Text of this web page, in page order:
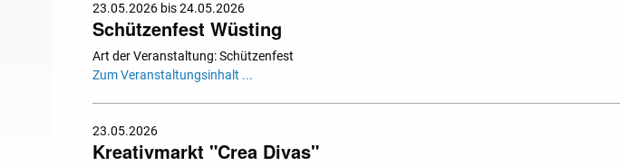
23.05.2026 bis 24.05.2026
Schützenfest Wüsting
Art der Veranstaltung: Schützenfest
Zum Veranstaltungsinhalt ...
23.05.2026
Kreativmarkt "Crea Divas"